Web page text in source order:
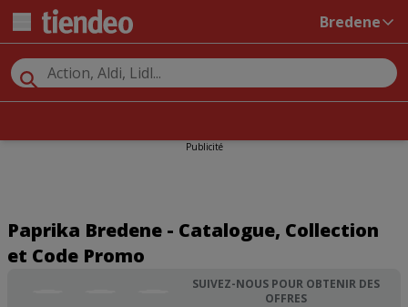
Bredene
Publicité
Paprika Bredene - Catalogue, Collection
et Code Promo
SUIVEZ-NOUS POUR OBTENIR DES
OFFRES